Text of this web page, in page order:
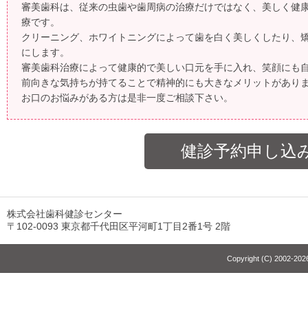
審美歯科は、従来の虫歯や歯周病の治療だけではなく、美しく健
療です。
クリーニング、ホワイトニングによって歯を白く美しくしたり、
にします。
審美歯科治療によって健康的で美しい口元を手に入れ、笑顔にも
前向きな気持ちが持てることで精神的にも大きなメリットがあり
お口のお悩みがある方は是非一度ご相談下さい。
健診予約申し込
株式会社歯科健診センター
〒102-0093 東京都千代田区平河町1丁目2番1号 2階
Copyright (C) 2002-